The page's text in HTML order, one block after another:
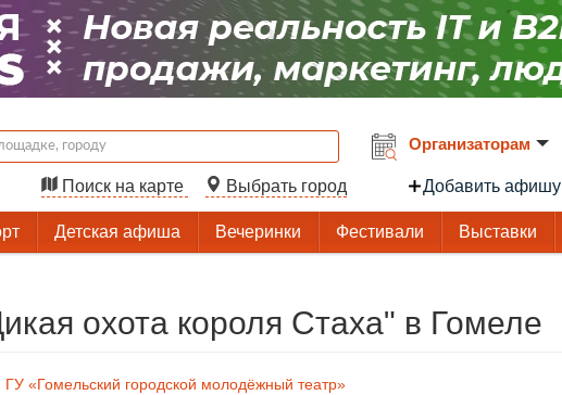
Поиск на карте Выбрать город
Организаторам
Добавить афишу
Детская афиша Вечеринки Фестивали Выставки
охота короля Стаха" в Гомеле
ГУ «Гомельский городской молодёжный театр»